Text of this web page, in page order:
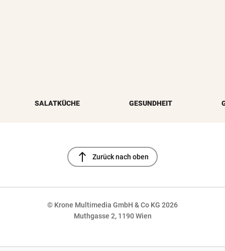
SALATKÜCHE GESUNDHEIT
north Zurück nach oben
© Krone Multimedia GmbH & Co KG 2026
Muthgasse 2, 1190 Wien